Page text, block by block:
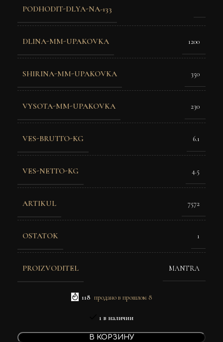
PODHODIT-DLYA-NA-133
DLINA-MM-UPAKOVKA 1200
SHIRINA-MM-UPAKOVKA 350
VYSOTA-MM-UPAKOVKA 230
VES-BRUTTO-KG 6.1
VES-NETTO-KG 4.5
ARTIKUL 7572
OSTATOK 1
PROIZVODITEL MANTRA
118 продано в прошлом 8
1 в наличии
В КОРЗИНУ